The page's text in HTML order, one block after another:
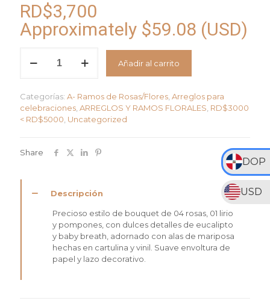
DOP
USD
RD$3,700
Approximately $59.08 (USD)
"Susurros
cantidad
Añadir al carrito
Categorías: A- Ramos de Rosas/Flores, Arreglos para
celebraciones, ARREGLOS Y RAMOS FLORALES, RD$3000
< RD$5000, Uncategorized
Share
Descripción
Precioso estilo de bouquet de 04 rosas, 01 lirio
y pompones, con dulces detalles de eucalipto
y baby breath, adornado con alas de mariposa
hechas en cartulina y vinil. Suave envoltura de
papel y lazo decorativo.